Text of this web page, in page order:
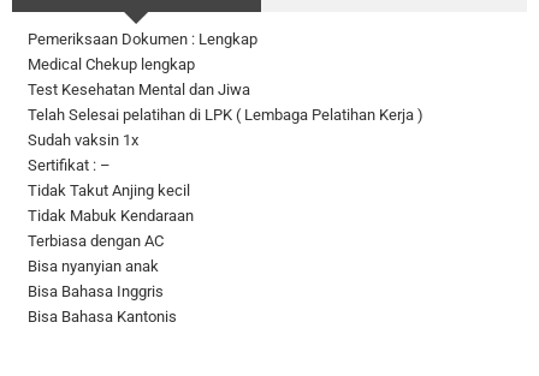
Pemeriksaan Dokumen : Lengkap
Medical Chekup lengkap
Test Kesehatan Mental dan Jiwa
Telah Selesai pelatihan di LPK ( Lembaga Pelatihan Kerja )
Sudah vaksin 1x
Sertifikat : –
Tidak Takut Anjing kecil
Tidak Mabuk Kendaraan
Terbiasa dengan AC
Bisa nyanyian anak
Bisa Bahasa Inggris
Bisa Bahasa Kantonis